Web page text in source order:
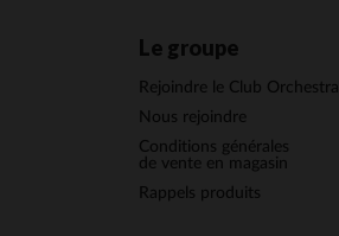
Le groupe
Rejoindre le Club Orchestra
Nous rejoindre
Conditions générales
de vente en magasin
Rappels produits